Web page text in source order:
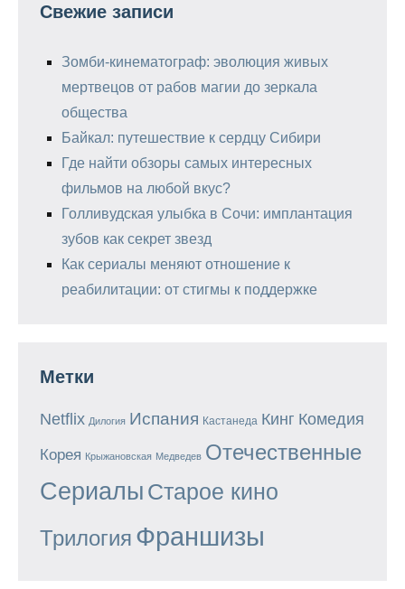
Свежие записи
Зомби-кинематограф: эволюция живых
мертвецов от рабов магии до зеркала
общества
Байкал: путешествие к сердцу Сибири
Где найти обзоры самых интересных
фильмов на любой вкус?
Голливудская улыбка в Сочи: имплантация
зубов как секрет звезд
Как сериалы меняют отношение к
реабилитации: от стигмы к поддержке
Метки
Netflix Дилогия Испания Кастанеда Кинг Комедия
Корея Крыжановская Медведев Отечественные
Сериалы Старое кино
Трилогия Франшизы